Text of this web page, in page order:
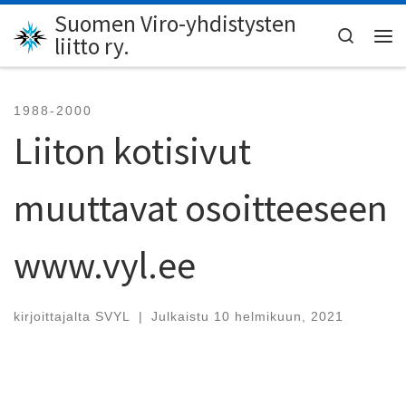
Skip to content
Suomen Viro-yhdistysten
liitto ry.
Search
1988-2000
Liiton kotisivut
muuttavat osoitteeseen
www.vyl.ee
kirjoittajalta SVYL | Julkaistu 10 helmikuun, 2021